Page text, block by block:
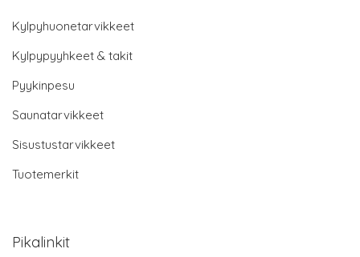
Kylpyhuonetarvikkeet
Kylpypyyhkeet & takit
Pyykinpesu
Saunatarvikkeet
Sisustustarvikkeet
Tuotemerkit
Pikalinkit